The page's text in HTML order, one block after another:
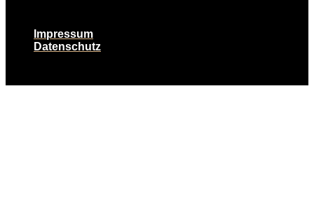
Impressum
Datenschutz